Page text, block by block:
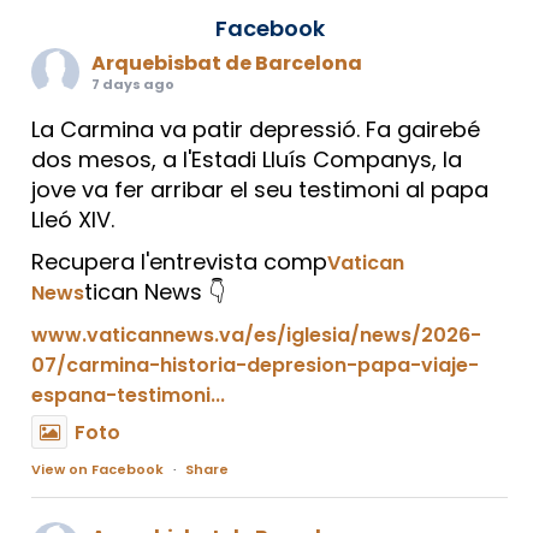
Facebook
Arquebisbat de Barcelona
7 days ago
La Carmina va patir depressió. Fa gairebé
dos mesos, a l'Estadi Lluís Companys, la
jove va fer arribar el seu testimoni al papa
Lleó XIV.
Recupera l'entrevista compVatican
Newstican News 👇
www.vaticannews.va/es/iglesia/news/2026-
07/carmina-historia-depresion-papa-viaje-
espana-testimoni...
Foto
View on Facebook · Share